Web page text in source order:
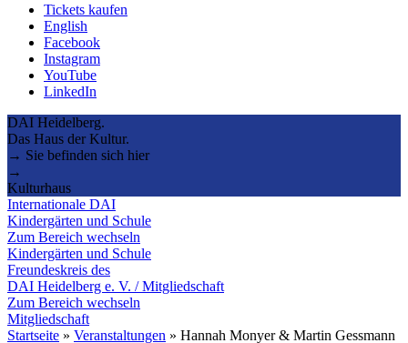
Tickets kaufen
English
Facebook
Instagram
YouTube
LinkedIn
DAI Heidelberg.
Das Haus der Kultur.
→ Sie befinden sich hier
→
Kulturhaus
Internationale DAI
Kindergärten und Schule
Zum Bereich wechseln
Kindergärten und Schule
Freundeskreis des
DAI Heidelberg e. V. / Mitgliedschaft
Zum Bereich wechseln
Mitgliedschaft
Startseite » Veranstaltungen » Hannah Monyer & Martin Gessmann